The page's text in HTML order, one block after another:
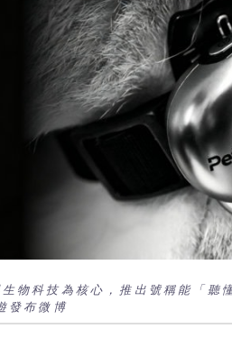
物科技為核心，推出號稱能「聽
發布微博